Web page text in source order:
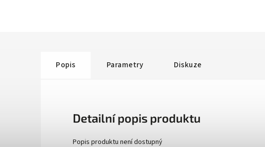
Popis Parametry Diskuze
Detailní popis produktu
Popis produktu není dostupný